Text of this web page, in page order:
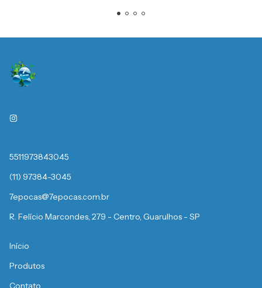
5511973843045
(11) 97384-3045
7epocas@7epocas.com.br
R. Felício Marcondes, 279 - Centro, Guarulhos - SP
Início
Produtos
Contato